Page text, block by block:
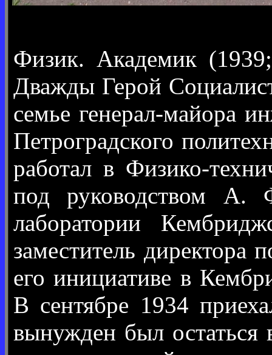
Физик. Академик
Дважды Герой
семье генерал-майора
Петроградского
работал в Физико-
под руководством
лаборатории
заместитель
его инициативе в
В сентябре 1934
вынужден был остаться